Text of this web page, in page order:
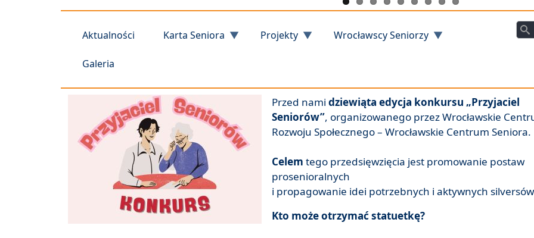
Aktualności Karta Seniora Projekty Wrocławscy Seniorzy
Galeria
Przed namidziewiąta edycja konkursu „Przyjaciel
Seniorów”, organizowanego przez Wrocławskie
Rozwoju Społecznego – Wrocławskie Centrum Seniora.
Celemtego przedsięwzięcia jest promowanie postaw
prosenioralnych
i propagowanie idei potrzebnych i aktywnych
Kto może otrzymać statuetkę?